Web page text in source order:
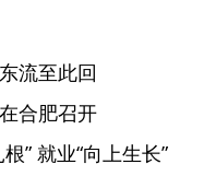
流至此回
合肥召开
” 就业“向上生长”